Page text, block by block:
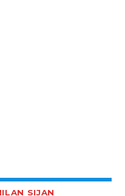
SIJAN